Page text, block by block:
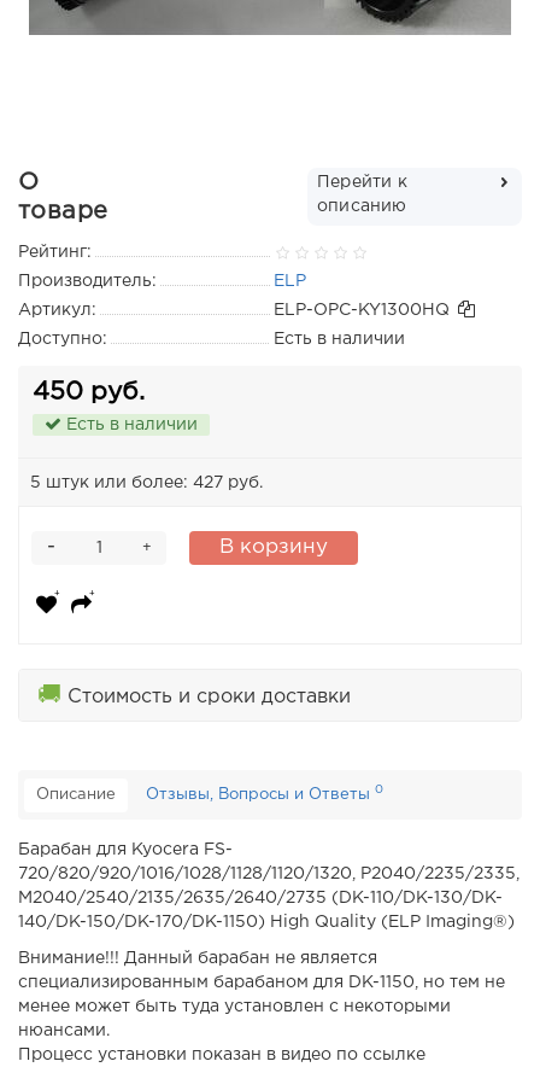
О
товаре
Перейти к
описанию
Рейтинг:
Производитель:
ELP
Артикул:
ELP-OPC-KY1300HQ
Доступно:
Есть в наличии
450 руб.
Есть в наличии
5 штук или более: 427 руб.
+
- В корзину
🚚 Стоимость и сроки доставки
Описание Отзывы, Вопросы и Ответы 0
Барабан для Kyocera FS-
720/820/920/1016/1028/1128/1120/1320, P2040/2235/2335,
M2040/2540/2135/2635/2640/2735 (DK-110/DK-130/DK-
140/DK-150/DK-170/DK-1150) High Quality (ELP Imaging®)
Внимание!!! Данный барабан не является
специализированным барабаном для DK-1150, но тем не
менее может быть туда установлен с некоторыми
нюансами.
Процесс установки показан в видео по ссылке